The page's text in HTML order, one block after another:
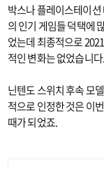
박스나 플레이스테이
의 인기 게임들 덕택에
었는데 최종적으로
적인 변화는 없었습니다.
닌텐도 스위치 후속 모
적으로 인정한 것은 이
때가 되었죠.